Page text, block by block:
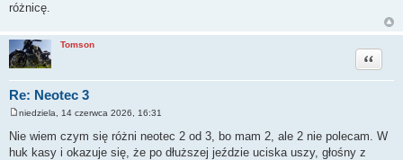
różnicę.
Tomson
Re: Neotec 3
Cytuj
s
t
niedziela, 14 czerwca 2026, 16:31
Nie wiem czym się różni neotec 2 od 3, bo mam 2, ale 2 nie polecam. W
huk kasy i okazuje się, że po dłuższej jeździe uciska uszy, głośny z